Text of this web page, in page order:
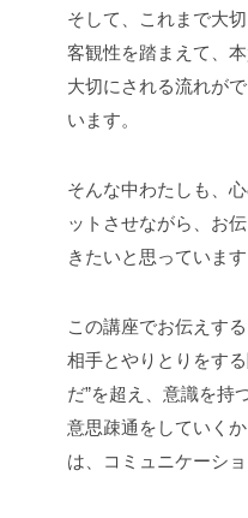
そして、これまで大
客観性を踏まえて、
大切にされる流れが
います。
そんな中わたしも、
ットさせながら、お
きたいと思っています
この講座でお伝えす
相手とやりとりをす
だ”を超え、意識を持
意思疎通をしていく
は、コミュニケーシ